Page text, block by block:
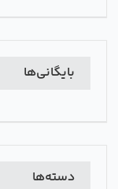
بایگانی‌ها
دسته‌ها